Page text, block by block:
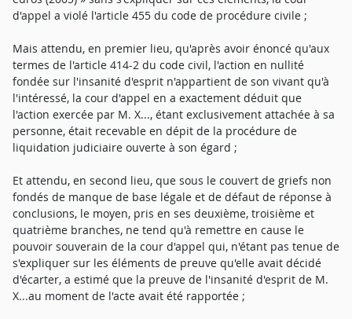
d'appel a violé l'article 455 du code de procédure civile ;
Mais attendu, en premier lieu, qu'après avoir énoncé qu'aux
termes de l'article 414-2 du code civil, l'action en nullité
fondée sur l'insanité d'esprit n'appartient de son vivant qu'à
l'intéressé, la cour d'appel en a exactement déduit que
l'action exercée par M. X..., étant exclusivement attachée à sa
personne, était recevable en dépit de la procédure de
liquidation judiciaire ouverte à son égard ;
Et attendu, en second lieu, que sous le couvert de griefs non
fondés de manque de base légale et de défaut de réponse à
conclusions, le moyen, pris en ses deuxième, troisième et
quatrième branches, ne tend qu'à remettre en cause le
pouvoir souverain de la cour d'appel qui, n'étant pas tenue de
s'expliquer sur les éléments de preuve qu'elle avait décidé
d'écarter, a estimé que la preuve de l'insanité d'esprit de M.
X...au moment de l'acte avait été rapportée ;